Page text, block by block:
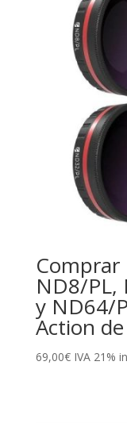
ND8/PL,
y ND64/
Action
69,00€ IVA 21%